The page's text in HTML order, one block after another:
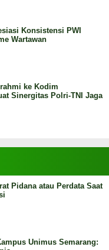
Konsistensi PWI
Wartawan
ke Kodim
Sinergitas Polri-TNI Jaga
Pidana atau Perdata Saat
Unimus Semarang: